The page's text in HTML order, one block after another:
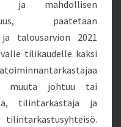
ja mahdollisen
päätetään
talousarvion 2021
tilikaudelle kaksi
muuta johtuu tai
tilintarkastaja ja